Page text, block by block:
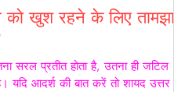
को खुश रहने के लिए तामझाम
सरल प्रतीत होता है, उतना ही जटिल
यदि आदर्श की बात करें तो शायद उत्तर